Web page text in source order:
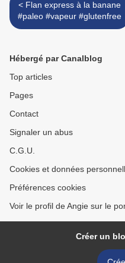
< Flan express à la banane
#paleo #vapeur #glutenfree
Hébergé par Canalblog
Top articles
Pages
Contact
Signaler un abus
C.G.U.
Cookies et données
Préférences cookies
Voir le profil de Angie sur le
Créer un